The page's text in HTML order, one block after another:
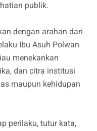
publik.
dengan arahan dari
Ibu Asuh Polwan
menekankan
dan citra institusi
maupun kehidupan
perilaku, tutur kata,